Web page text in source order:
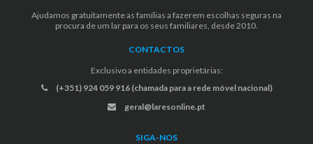
Ajudamos gratuitamente as famílias a fazerem escolhas seguras na
procura de um lar para os seus familiares, desde 2010.
CONTACTOS
Exclusivo a entidades proprietárias:
(+351) 924 059 916 (chamada para a rede móvel nacional)
geral@laresonline.pt
SIGA-NOS